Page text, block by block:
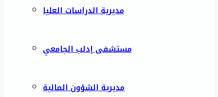
مديرية الدراسات العليا
مستشفى إدلب الجامعي
مديرية الشؤون المالية